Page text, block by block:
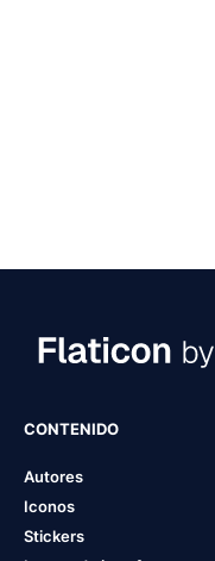
CONTENIDO
Autores
Iconos
Stickers